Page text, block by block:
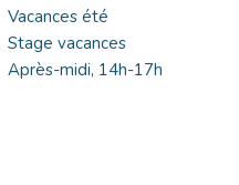
Vacances été
Stage vacances
Après-midi, 14h-17h